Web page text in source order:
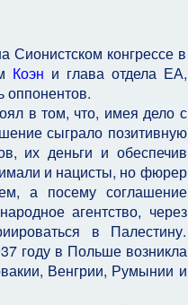
Сионистском конгрессе в
Коэн и глава отдела ЕА,
оппонентов.
в том, что, имея дело с
сыграло позитивную
их деньги и обеспечив
и нацисты, но фюрер
а посему соглашение
агентство, через
в Палестину.
году в Польше возникла
Венгрии, Румынии и